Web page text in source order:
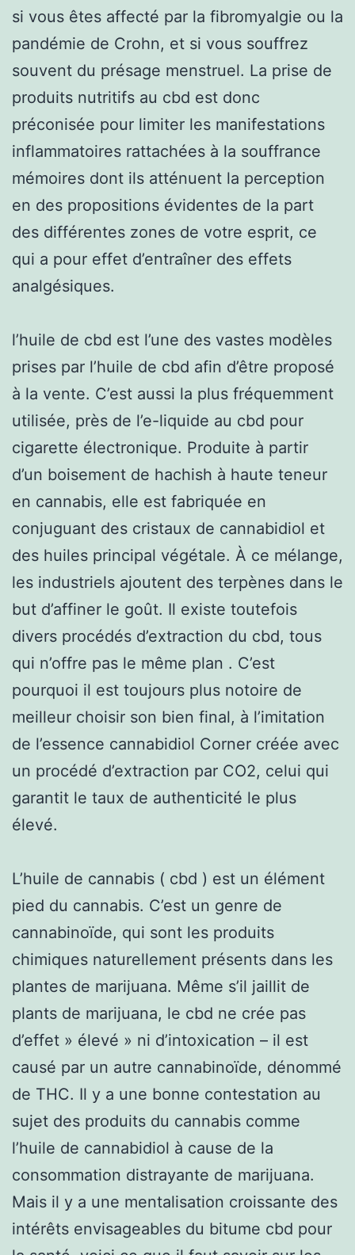
si vous êtes affecté par la fibromyalgie ou la
pandémie de Crohn, et si vous souffrez
souvent du présage menstruel. La prise de
produits nutritifs au cbd est donc
préconisée pour limiter les manifestations
inflammatoires rattachées à la souffrance
mémoires dont ils atténuent la perception
en des propositions évidentes de la part
des différentes zones de votre esprit, ce
qui a pour effet d’entraîner des effets
analgésiques.
l’huile de cbd est l’une des vastes modèles
prises par l’huile de cbd afin d’être proposé
à la vente. C’est aussi la plus fréquemment
utilisée, près de l’e-liquide au cbd pour
cigarette électronique. Produite à partir
d’un boisement de hachish à haute teneur
en cannabis, elle est fabriquée en
conjuguant des cristaux de cannabidiol et
des huiles principal végétale. À ce mélange,
les industriels ajoutent des terpènes dans le
but d’affiner le goût. Il existe toutefois
divers procédés d’extraction du cbd, tous
qui n’offre pas le même plan . C’est
pourquoi il est toujours plus notoire de
meilleur choisir son bien final, à l’imitation
de l’essence cannabidiol Corner créée avec
un procédé d’extraction par CO2, celui qui
garantit le taux de authenticité le plus
élevé.
L’huile de cannabis ( cbd ) est un élément
pied du cannabis. C’est un genre de
cannabinoïde, qui sont les produits
chimiques naturellement présents dans les
plantes de marijuana. Même s’il jaillit de
plants de marijuana, le cbd ne crée pas
d’effet » élevé » ni d’intoxication – il est
causé par un autre cannabinoïde, dénommé
de THC. Il y a une bonne contestation au
sujet des produits du cannabis comme
l’huile de cannabidiol à cause de la
consommation distrayante de marijuana.
Mais il y a une mentalisation croissante des
intérêts envisageables du bitume cbd pour